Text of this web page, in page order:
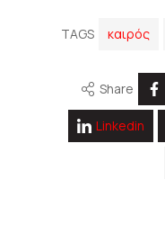
TAGS καιρός
Share
Linkedin